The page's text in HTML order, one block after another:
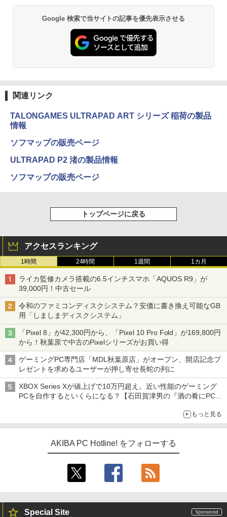
Google 検索で当サイトの記事を優先表示させる
関連リンク
TALONGAMES ULTRAPAD ART シリーズ 稲荷の製品
情報
ソフマップの販売ページ
ULTRAPAD P2 渚の製品情報
ソフマップの販売ページ
トップページに戻る
アクセスランキング
1時間 24時間 1週間 1カ月
ライカ監修カメラ搭載の6.5インチスマホ「AQUOS R9」が
39,000円！中古セール
令和のファミコンディスクシステム？安価に書き換え可能なGB
用「しましまディスクシステム」
「Pixel 8」が42,300円から、「Pixel 10 Pro Fold」が169,800円
から！秋葉原で中古のPixelシリーズがお買い得
ゲーミングPC専門店「MDL秋葉原店」がオープン、開店記念プ
レゼントを求めるユーザーが押し寄せ長蛇の列に
XBOX Series Xが値上げで10万円超え。近い性能のゲーミング
PCを自作するといくらになる？【石田賀津男の『酒の肴にPCゲ
もっと見る
AKIBA PC Hotline! をフォローする
Special Site